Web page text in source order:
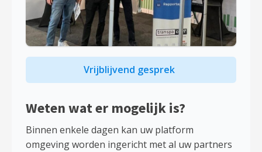
Vrijblijvend gesprek
Weten wat er mogelijk is?
Binnen enkele dagen kan uw platform
omgeving worden ingericht met al uw partners